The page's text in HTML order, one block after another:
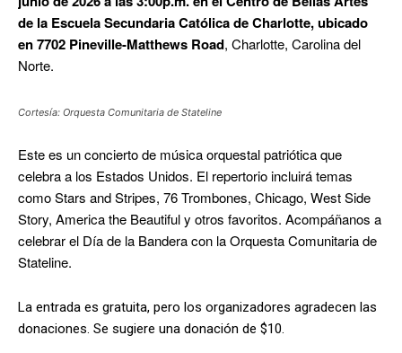
de la Escuela Secundaria Católica de Charlotte, ubicado
en 7702 Pineville-Matthews Road, Charlotte, Carolina del
Norte.
Cortesía: Orquesta Comunitaria de Stateline
Este es un concierto de música orquestal patriótica que
celebra a los Estados Unidos. El repertorio incluirá temas
como Stars and Stripes, 76 Trombones, Chicago, West Side
Story, America the Beautiful y otros favoritos. Acompáñanos a
celebrar el Día de la Bandera con la Orquesta Comunitaria de
Stateline.
La entrada es gratuita, pero los organizadores agradecen las
donaciones. Se sugiere una donación de $10.